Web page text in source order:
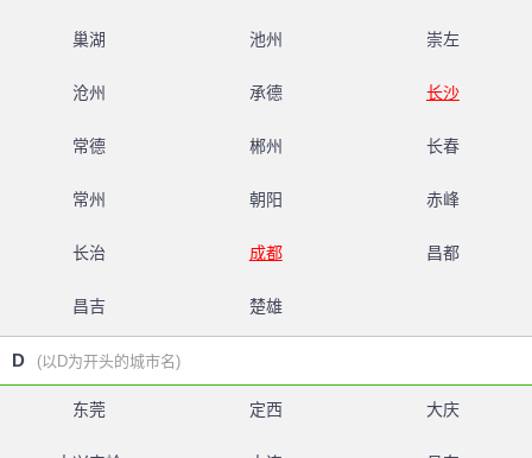
巢湖 池州 崇左
沧州 承德 长沙
常德 郴州 长春
常州 朝阳 赤峰
长治 成都 昌都
昌吉 楚雄
D (以D为开头的城市名)
东莞 定西 大庆